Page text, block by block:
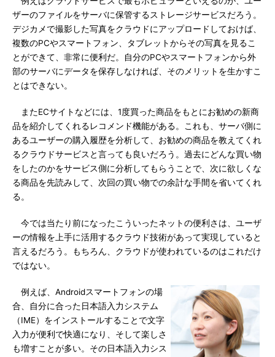
ザーのファイルをサーバに保管するストレージサービスだろう。
デジカメで撮影した写真をクラウドにアップロードしておけば、
複数のPCやスマートフォン、タブレットからその写真を見るこ
とができて、非常に便利だ。自分のPCやスマートフォンから外
部のサーバにデータを保存しなければ、そのメリットを生かすこ
とはできない。
またECサイトなどには、1度買った商品をもとにお勧めの新商
品を紹介してくれるレコメンド機能がある。これも、サーバ側に
あるユーザーの購入履歴を分析して、お勧めの商品を教えてくれ
るクラウドサービスと言っても良いだろう。過去にどんな買い物
をしたのかをサービス側に分析してもらうことで、次に欲しくな
る商品を先読みして、次回の買い物での余計な手間を省いてくれ
る。
今では当たり前になったこういったネットの便利さは、ユーザ
ーの情報を上手に活用するクラウド技術があって実現していると
言えるだろう。もちろん、クラウドが使われているのはこれだけ
ではない。
例えば、Androidスマートフォンの場
合、自分に合った日本語入力システム
（IME）をインストールすることで文字
入力が便利で快適になり、そして楽しさ
も増すことが多い。その日本語入力シス